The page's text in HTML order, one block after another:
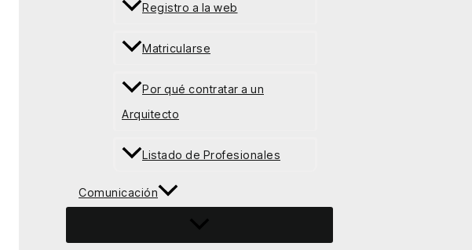
Registro a la web
Matricularse
Por qué contratar a un
Arquitecto
Listado de Profesionales
Comunicación